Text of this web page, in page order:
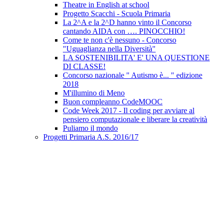
Theatre in English at school
Progetto Scacchi - Scuola Primaria
La 2^A e la 2^D hanno vinto il Concorso
cantando AIDA con …. PINOCCHIO!
Come te non c'è nessuno - Concorso
"Uguaglianza nella Diversità"
LA SOSTENIBILITA' E' UNA QUESTIONE
DI CLASSE!
Concorso nazionale " Autismo è... " edizione
2018
M'illumino di Meno
Buon compleanno CodeMOOC
Code Week 2017 - Il coding per avviare al
pensiero computazionale e liberare la creatività
Puliamo il mondo
Progetti Primaria A.S. 2016/17